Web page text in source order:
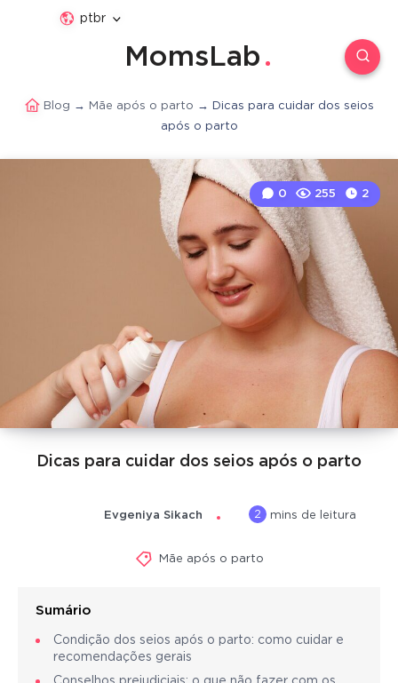
ptbr
MomsLab
Blog → Mãe após o parto → Dicas para cuidar dos seios
após o parto
Dicas para cuidar dos seios após o parto
0 255 2
Evgeniya Sikach 2 mins de leitura
Mãe após o parto
Sumário
Condição dos seios após o parto: como cuidar e
recomendações gerais